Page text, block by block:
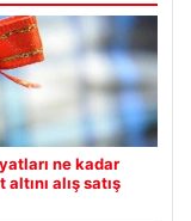
ne kadar
alış satış